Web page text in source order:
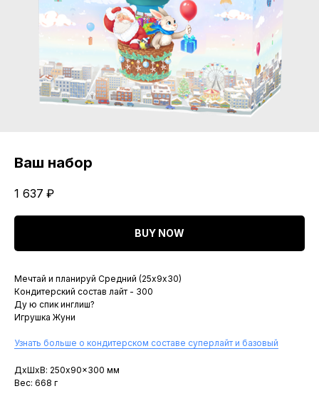
Ваш набор
1 637 ₽
BUY NOW
Мечтай и планируй Средний (25х9х30)
Кондитерский состав лайт - 300
Ду ю спик инглиш?
Игрушка Жуни
Узнать больше о кондитерском составе суперлайт и базовый
ДxШxВ: 250x90x300 мм
Вес: 668 г